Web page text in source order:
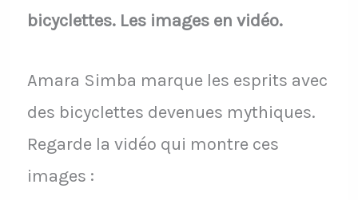
bicyclettes. Les images en vidéo.
Amara Simba marque les esprits avec
des bicyclettes devenues mythiques.
Regarde la vidéo qui montre ces
images :